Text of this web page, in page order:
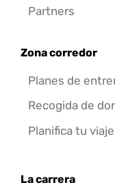
Partners
Zona corredor
Planes de
Recogida de
Planifica tu viaje
La carrera